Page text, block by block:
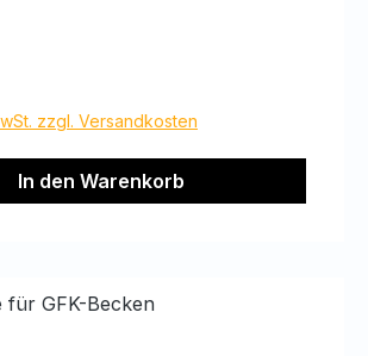
zzgl. Versandkosten
In den Warenkorb